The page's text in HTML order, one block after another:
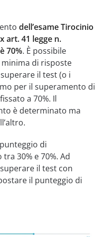
dell’esame Tirocinio
art. 41 legge n.
70%. È possibile
di risposte
il test (o i
per il superamento di
a 70%. Il
è determinato ma
di
30% e 70%. Ad
il test con
il punteggio di